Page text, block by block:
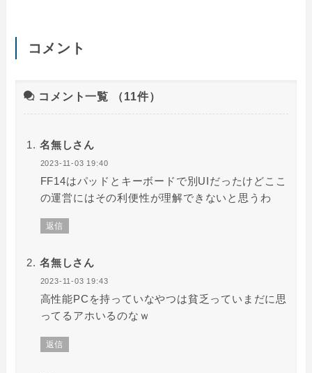
コメント
コメント一覧 （11件）
名無しさん
2023-11-03 19:40
FF14はパッドとキーボードで別UIだったけどここ
の運営にはその利便性が理解できないと思うわ
返信
名無しさん
2023-11-03 19:43
高性能PCを持っていなやつは貧乏っていまだに思
ってるアホいるのなｗ
返信